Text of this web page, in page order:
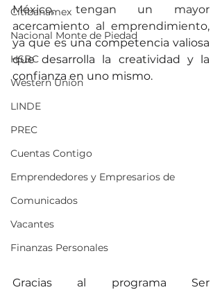
Citibanamex
Nacional Monte de Piedad
HSBC
Western Union
LINDE
PREC
Cuentas Contigo
Emprendedores y Empresarios de
Comunicados
Vacantes
Finanzas Personales
México, tengan un mayor
acercamiento al emprendimiento,
ya que es una competencia valiosa
que desarrolla la creatividad y la
confianza en uno mismo.
Gracias al programa Ser